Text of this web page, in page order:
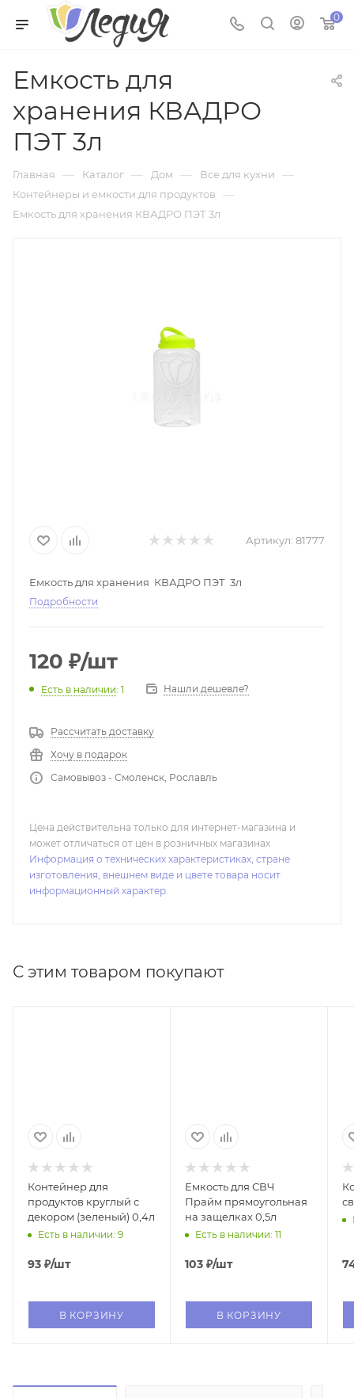
0
Емкость для
хранения КВАДРО
ПЭТ 3л
Главная — Каталог — Дом — Все для кухни —
Контейнеры и емкости для продуктов —
Емкость для хранения КВАДРО ПЭТ 3л
Артикул: 81777
Емкость для хранения КВАДРО ПЭТ 3л
Подробности
120 ₽/шт
Есть в наличии: 1 Нашли дешевле?
Рассчитать доставку
Хочу в подарок
Самовывоз - Смоленск, Рославль
Цена действительна только для интернет-магазина и
может отличаться от цен в розничных магазинах
Информация о технических характеристиках, стране
изготовления, внешнем виде и цвете товара носит
информационный характер.
С этим товаром покупают
Контейнер для
продуктов круглый с
декором (зеленый) 0,4л
Есть в наличии: 9
93 ₽/шт
В КОРЗИНУ
Емкость для СВЧ
Прайм прямоугольная
на защелках 0,5л
Есть в наличии: 11
103 ₽/шт
В КОРЗИНУ